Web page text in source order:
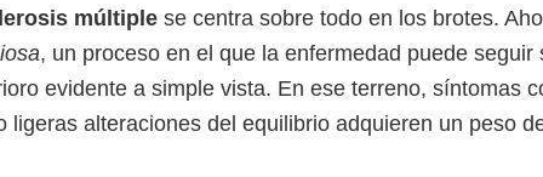
múltiple se centra sobre todo en los brotes.
, un proceso en el que la enfermedad puede seguir
evidente a simple vista. En ese terreno, síntomas
alteraciones del equilibrio adquieren un peso